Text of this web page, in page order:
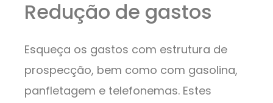
Redução de gastos
Esqueça os gastos com estrutura de
prospecção, bem como com gasolina,
panfletagem e telefonemas. Estes